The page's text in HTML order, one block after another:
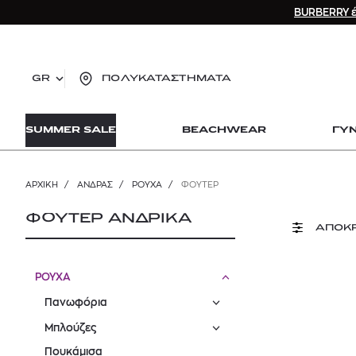
GR ΠΟΛΥΚΑΤΑΣΤΗΜΑΤΑ
SUMMER SALE BEACHWEAR
ΑΡΧΙΚΉ / ΑΝΔΡΑΣ / ΡΟΥΧΑ / ΦΟΎΤΕΡ
ΦΟΥΤΕΡ ΑΝΔΡΙΚΑ
ΡΟΥΧΑ
Πανωφόρια
Μπλούζες
Πουκάμισα